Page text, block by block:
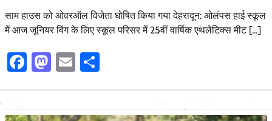
साम हाउस को ओवरऑल विजेता घोषित किया गया देहरादून: ओलंपस हाई स्कूल
में आज जूनियर विंग के लिए स्कूल परिसर में 25वीं वार्षिक एथलेटिक्स मीट […]
Facebook
Mastodon
Email